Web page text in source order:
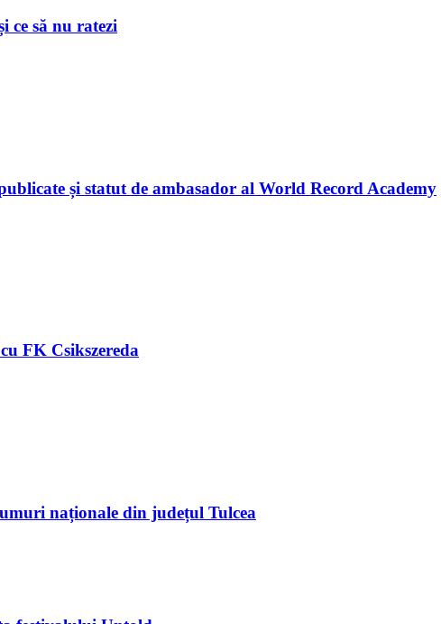
ce să nu ratezi
și statut de ambasador al World Record Academy
FK Csikszereda
naționale din județul Tulcea